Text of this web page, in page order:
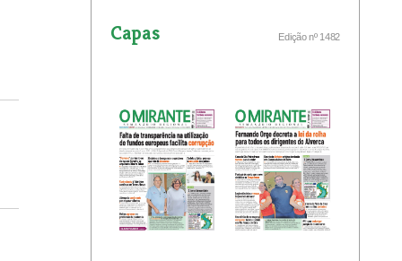
Capas Edição nº 1482